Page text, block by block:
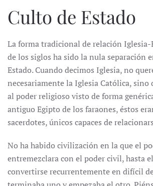
Culto de Estado
La forma tradicional de relación Iglesia-
de los siglos ha sido la nula separación
Estado. Cuando decimos Iglesia, no
necesariamente la Iglesia Católica, sino
al poder religioso visto de forma
antiguo Egipto de los faraones, éstos
sacerdotes, únicos capaces de
No ha habido civilización en la que el
entremezclara con el poder civil, hasta
convertirse recurrentemente en difícil